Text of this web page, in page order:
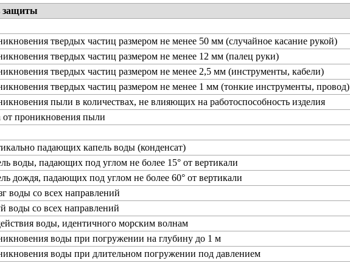
защиты
твердых частиц размером не менее 50 мм (случайное касание рукой)
твердых частиц размером не менее 12 мм (палец руки)
твердых частиц размером не менее 2,5 мм (инструменты, кабели)
твердых частиц размером не менее 1 мм (тонкие инструменты, провод)
пыли в количествах, не влияющих на работоспособность изделия
от проникновения пыли
падающих капель воды (конденсат)
воды, падающих под углом не более 15° от вертикали
дождя, падающих под углом не более 60° от вертикали
воды со всех направлений
воды со всех направлений
воды, идентичного морским волнам
воды при погружении на глубину до 1 м
воды при длительном погружении под давлением